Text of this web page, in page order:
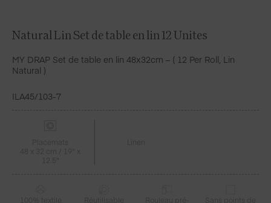
Natural Lin Set de table en lin 12 Unites
MY DRAP Set de table en lin 48x32cm – ( 12 Per Roll, Lin
Natural )
ILA45/103-7